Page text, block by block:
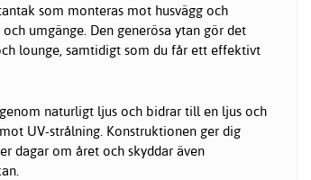
som monteras mot husvägg och
umgänge. Den generösa ytan gör det
lounge, samtidigt som du får ett effektivt
naturligt ljus och bidrar till en ljus och
UV-strålning. Konstruktionen ger dig
dagar om året och skyddar även